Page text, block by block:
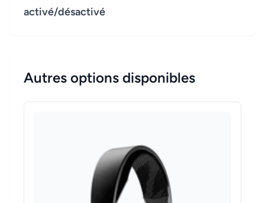
activé/désactivé
Autres options disponibles